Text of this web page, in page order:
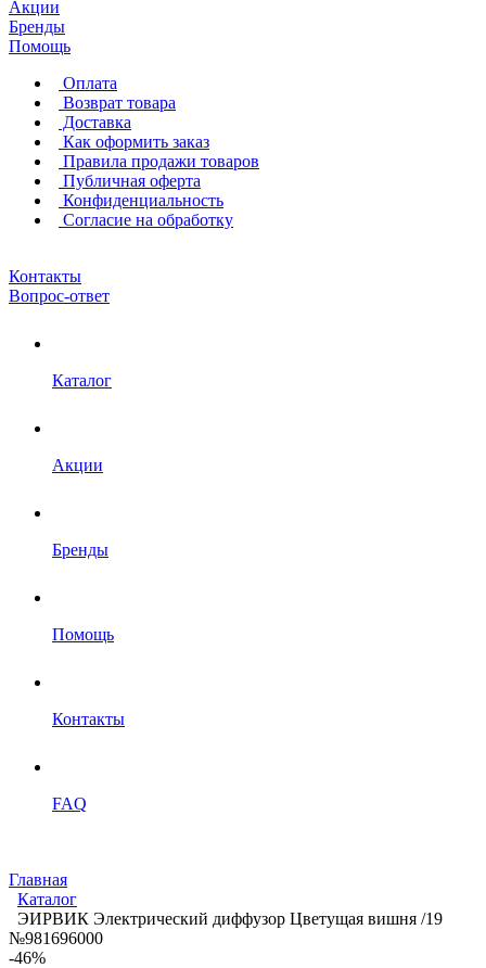
Акции
Бренды
Помощь
Оплата
Возврат товара
Доставка
Как оформить заказ
Правила продажи товаров
Публичная оферта
Конфиденциальность
Согласие на обработку
Контакты
Вопрос-ответ
Каталог
Акции
Бренды
Помощь
Контакты
FAQ
Главная
Каталог
ЭИРВИК Электрический диффузор Цветущая вишня /19
№981696000
-46%